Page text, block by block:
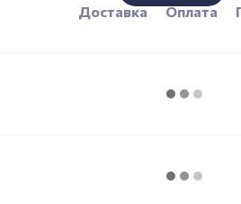
Доставка Оплата